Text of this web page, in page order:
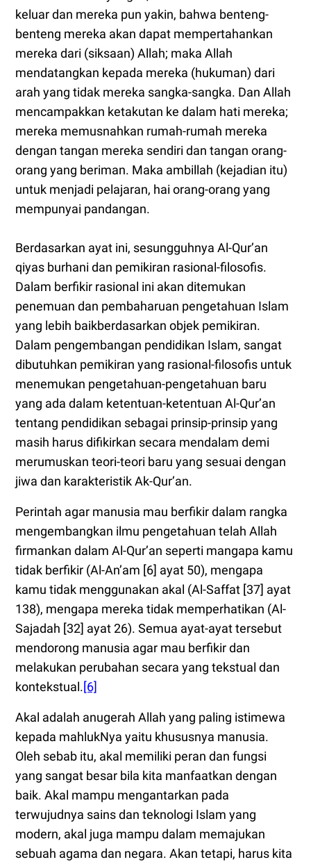
keluar dan mereka pun yakin, bahwa benteng-
benteng mereka akan dapat mempertahankan
mereka dari (siksaan) Allah; maka Allah
mendatangkan kepada mereka (hukuman) dari
arah yang tidak mereka sangka-sangka. Dan Allah
mencampakkan ketakutan ke dalam hati mereka;
mereka memusnahkan rumah-rumah mereka
dengan tangan mereka sendiri dan tangan orang-
orang yang beriman. Maka ambillah (kejadian itu)
untuk menjadi pelajaran, hai orang-orang yang
mempunyai pandangan.
Berdasarkan ayat ini, sesungguhnya Al-Qur’an
qiyas burhani dan pemikiran rasional-filosofis.
Dalam berfikir rasional ini akan ditemukan
penemuan dan pembaharuan pengetahuan Islam
yang lebih baikberdasarkan objek pemikiran.
Dalam pengembangan pendidikan Islam, sangat
dibutuhkan pemikiran yang rasional-filosofis untuk
menemukan pengetahuan-pengetahuan baru
yang ada dalam ketentuan-ketentuan Al-Qur’an
tentang pendidikan sebagai prinsip-prinsip yang
masih harus difikirkan secara mendalam demi
merumuskan teori-teori baru yang sesuai dengan
jiwa dan karakteristik Ak-Qur’an.
Perintah agar manusia mau berfikir dalam rangka
mengembangkan ilmu pengetahuan telah Allah
firmankan dalam Al-Qur’an seperti mangapa kamu
tidak berfikir (Al-An’am [6] ayat 50), mengapa
kamu tidak menggunakan akal (Al-Saffat [37] ayat
138), mengapa mereka tidak memperhatikan (Al-
Sajadah [32] ayat 26). Semua ayat-ayat tersebut
mendorong manusia agar mau berfikir dan
melakukan perubahan secara yang tekstual dan
kontekstual.[6]
Akal adalah anugerah Allah yang paling istimewa
kepada mahlukNya yaitu khususnya manusia.
Oleh sebab itu, akal memiliki peran dan fungsi
yang sangat besar bila kita manfaatkan dengan
baik. Akal mampu mengantarkan pada
terwujudnya sains dan teknologi Islam yang
modern, akal juga mampu dalam memajukan
sebuah agama dan negara. Akan tetapi, harus kita